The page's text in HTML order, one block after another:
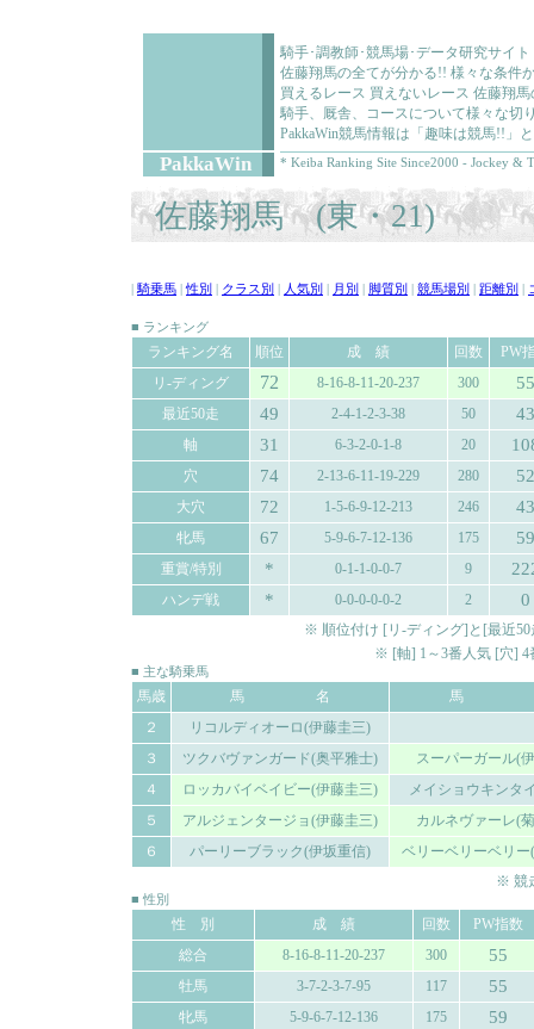
騎手･調教師･競馬場･データ研究サイ
佐藤翔馬の全てが分かる!! 様々な条件
買えるレース 買えないレース 佐藤翔
騎手、厩舎、コースについて様々な切
PakkaWin競馬情報は「趣味は競馬!!」
PakkaWin * Keiba Ranking Site Since2000 - Jockey &
佐藤翔馬 (東・21)
騎乗馬 |性別 クラス別 人気別 月別 脚質別 競馬場別 距離別
■ ランキング
ランキング名 順位 成 績 回数
PW
リ-ディング
72 8-16-8-11-20-237 300 55
最近50走 49 2-4-1-2-3-38 50 43
軸 31 6-3-2-0-1-8 20
穴 74 2-13-6-11-19-229 280 52
大穴 72 1-5-6-9-12-213 246 43
牝馬 67 5-9-6-7-12-136 175 59
重賞/特別 * 0-1-1-0-0-7 9
ハンデ戦 * 0-0-0-0-0-2 2 0
※ 順位付け [リ-ディング]と[最近
※ [軸] 1～3番人気 [穴] 4
■ 主な騎乗馬
馬歳 馬 名
馬
２
リコルディオーロ(伊藤圭三)
３
ツクバヴァンガード(奥平雅士)
スーパーガール(
４
ロッカバイベイビー(伊藤圭三)
メイショウキンタ
５
アルジェンタージョ(伊藤圭三)
カルネヴァーレ(
６
パーリーブラック(伊坂重信)
ベリーベリーベリー
※ 競
■ 性別
性 別 成 績 回数
PW指数
総合
8-16-8-11-20-237 300 55
牡馬 3-7-2-3-7-95 117 55
牝馬 5-9-6-7-12-136 175 59